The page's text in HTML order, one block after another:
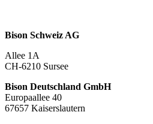
Bison Schweiz AG
Allee 1A
CH-6210 Sursee
Bison Deutschland GmbH
Europaallee 40
67657 Kaiserslautern